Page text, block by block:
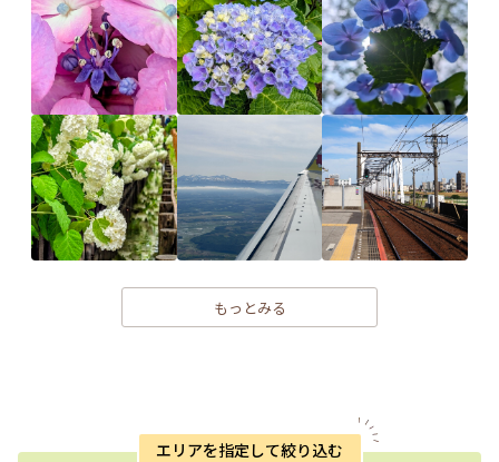
もっとみる
エリアを指定して絞り込む